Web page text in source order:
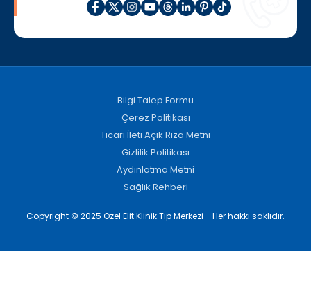
Bilgi Talep Formu
Çerez Politikası
Ticari İleti Açık Rıza Metni
Gizlilik Politikası
Aydınlatma Metni
Sağlık Rehberi
Copyright © 2025 Özel Elit Klinik Tıp Merkezi - Her hakkı saklıdır.